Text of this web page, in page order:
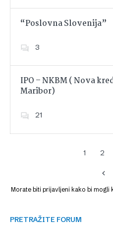
“Poslovna Slovenija”
3
IPO – NKBM ( Nova
Maribor)
21
1 2
Morate biti prijavljeni kako bi mogli
PRETRAŽITE FORUM